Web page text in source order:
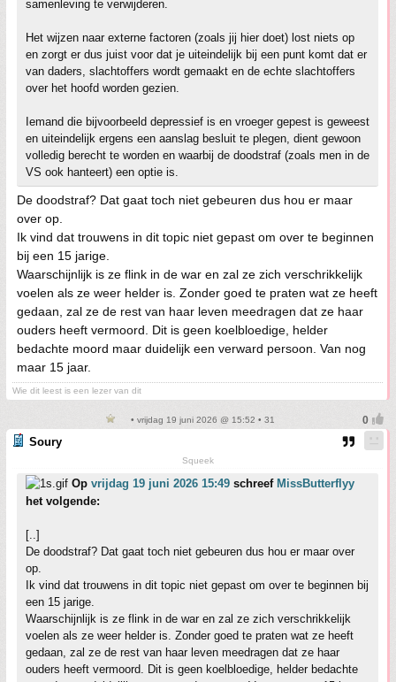
samenleving te verwijderen.
Het wijzen naar externe factoren (zoals jij hier doet) lost niets op
en zorgt er dus juist voor dat je uiteindelijk bij een punt komt dat er
van daders, slachtoffers wordt gemaakt en de echte slachtoffers
over het hoofd worden gezien.
Iemand die bijvoorbeeld depressief is en vroeger gepest is geweest
en uiteindelijk ergens een aanslag besluit te plegen, dient gewoon
volledig berecht te worden en waarbij de doodstraf (zoals men in de
VS ook hanteert) een optie is.
De doodstraf? Dat gaat toch niet gebeuren dus hou er maar
over op.
Ik vind dat trouwens in dit topic niet gepast om over te beginnen
bij een 15 jarige.
Waarschijnlijk is ze flink in de war en zal ze zich verschrikkelijk
voelen als ze weer helder is. Zonder goed te praten wat ze heeft
gedaan, zal ze de rest van haar leven meedragen dat ze haar
ouders heeft vermoord. Dit is geen koelbloedige, helder
bedachte moord maar duidelijk een verward persoon. Van nog
maar 15 jaar.
Wie dit leest is een lezer van dit
• vrijdag 19 juni 2026 @ 15:52 • 31
Soury
Squeek
Op vrijdag 19 juni 2026 15:49 schreef MissButterflyy
het volgende:
[..]
De doodstraf? Dat gaat toch niet gebeuren dus hou er maar over
op.
Ik vind dat trouwens in dit topic niet gepast om over te beginnen bij
een 15 jarige.
Waarschijnlijk is ze flink in de war en zal ze zich verschrikkelijk
voelen als ze weer helder is. Zonder goed te praten wat ze heeft
gedaan, zal ze de rest van haar leven meedragen dat ze haar
ouders heeft vermoord. Dit is geen koelbloedige, helder bedachte